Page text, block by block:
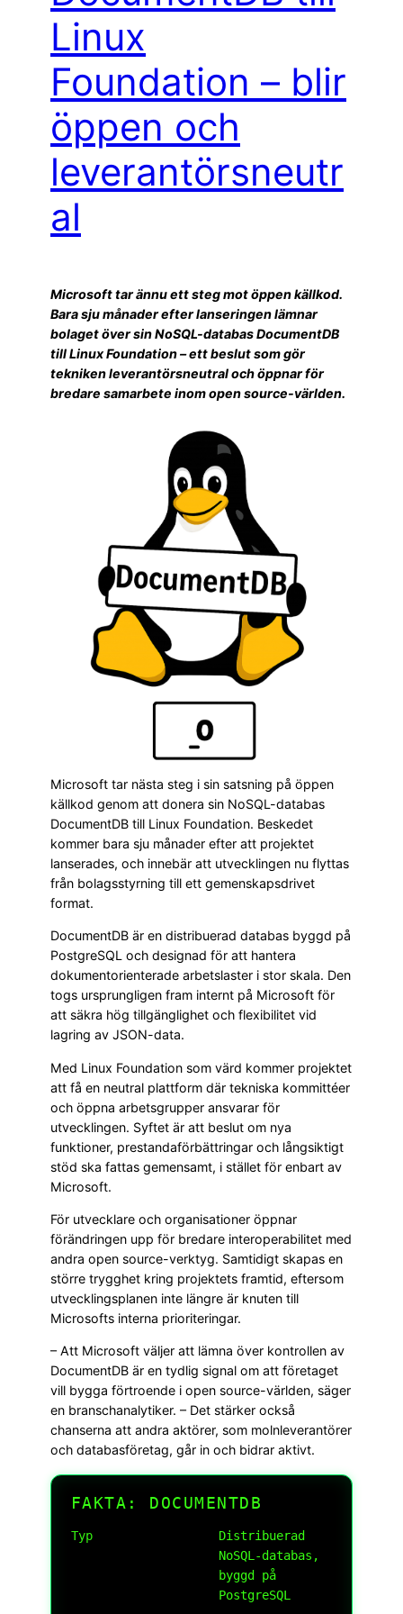
Linux
Foundation – blir
öppen och
leverantörsneutr
al
Microsoft tar ännu ett steg mot öppen källkod.
Bara sju månader efter lanseringen lämnar
bolaget över sin NoSQL-databas DocumentDB
till Linux Foundation – ett beslut som gör
tekniken leverantörsneutral och öppnar för
bredare samarbete inom open source-världen.
Microsoft tar nästa steg i sin satsning på öppen
källkod genom att donera sin NoSQL-databas
DocumentDB till Linux Foundation. Beskedet
kommer bara sju månader efter att projektet
lanserades, och innebär att utvecklingen nu flyttas
från bolagsstyrning till ett gemenskapsdrivet
format.
DocumentDB är en distribuerad databas byggd på
PostgreSQL och designad för att hantera
dokumentorienterade arbetslaster i stor skala. Den
togs ursprungligen fram internt på Microsoft för
att säkra hög tillgänglighet och flexibilitet vid
lagring av JSON-data.
Med Linux Foundation som värd kommer projektet
att få en neutral plattform där tekniska kommittéer
och öppna arbetsgrupper ansvarar för
utvecklingen. Syftet är att beslut om nya
funktioner, prestandaförbättringar och långsiktigt
stöd ska fattas gemensamt, i stället för enbart av
Microsoft.
För utvecklare och organisationer öppnar
förändringen upp för bredare interoperabilitet med
andra open source-verktyg. Samtidigt skapas en
större trygghet kring projektets framtid, eftersom
utvecklingsplanen inte längre är knuten till
Microsofts interna prioriteringar.
– Att Microsoft väljer att lämna över kontrollen av
DocumentDB är en tydlig signal om att företaget
vill bygga förtroende i open source-världen, säger
en branschanalytiker. – Det stärker också
chanserna att andra aktörer, som molnleverantörer
och databasföretag, går in och bidrar aktivt.
FAKTA: DOCUMENTDB
Typ
Distribuerad
NoSQL-databas,
byggd på
PostgreSQL